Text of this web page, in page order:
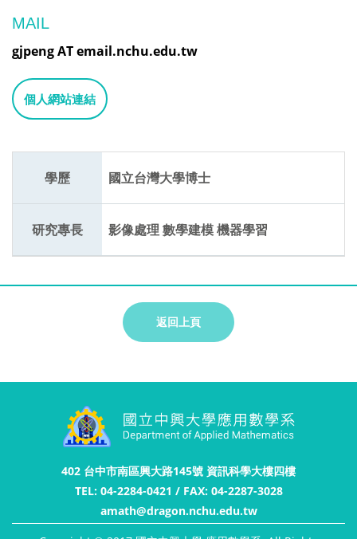
MAIL
gjpeng AT email.nchu.edu.tw
個人網站連結
學歷 國立台灣大學博士
研究專長 影像處理 數學建模 機器學習
返回上頁
402 台中市南區興大路145號 資訊科學大樓四樓
TEL: 04-2284-0421 / FAX: 04-2287-3028
amath@dragon.nchu.edu.tw